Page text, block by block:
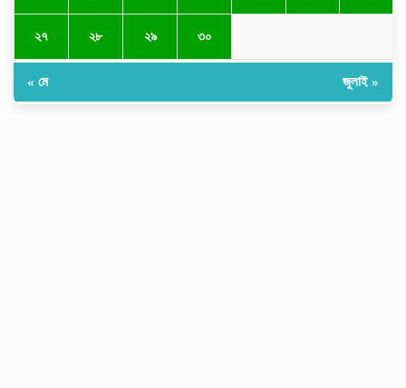
২৭ ২৮ ২৯ ৩০
« মে জুলাই »